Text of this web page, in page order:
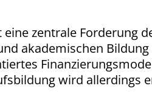
zentrale Forderung
akademischen
wird allerdings